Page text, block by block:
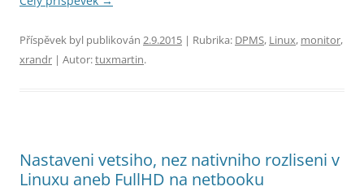
Příspěvek byl publikován 2.9.2015 | Rubrika: DPMS, Linux, monitor,
xrandr | Autor:tuxmartin.
Nastaveni vetsiho, nez nativniho rozliseni v
Linuxu aneb FullHD na netbooku